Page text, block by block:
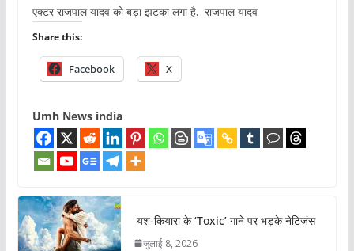
एक्टर राजपाल यादव को बड़ा झटका लगा है. राजपाल यादव
Share this:
Facebook X
Umh News india
यश-कियारा के ‘Toxic’ गाने पर भड़के नेटिजंस
जुलाई 8, 2026